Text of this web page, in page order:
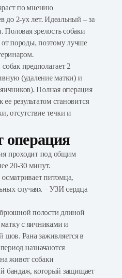
по мнению
до 2-ух лет. Идеальный – за
Половая зрелость собаки
от породы, поэтому лучше
предполагает 2
(удаление матки) и
Полная операция
результатом становится
отсутствие течки и
операция
проходит под общим
20-30 минут.
питомца,
случаях – УЗИ сердца
брюшной полости длиной
с яичниками и
шов. Рана заживляется в
назначаются
живот собаки
бандаж, который защищает